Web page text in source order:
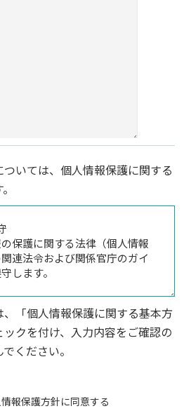
いては、個人情報保護に関する
保護に関する法律（個人情報
連法令および関係官庁のガイ
します。
取扱いが適正に行われるよう
導を徹底します。
用目的
連するサービスの提供等の保
「個人情報保護に関する基本方
クを付け、入力内容をご確認の
ください。
報保護方針に同意する